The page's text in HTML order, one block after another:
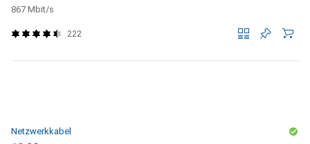
867 Mbit/s
222
Netzwerkkabel